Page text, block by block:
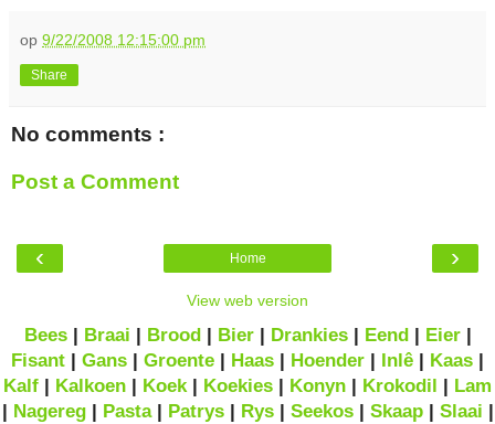
op 9/22/2008 12:15:00 pm
Share
No comments :
Post a Comment
‹ ›
Home
View web version
Bees| Braai | Brood| Bier| Drankies| Eend| Eier|
Fisant | Gans | Groente | Haas | Hoender | Inlê | Kaas |
Kalf | Kalkoen | Koek | Koekies | Konyn | Krokodil | Lam
| Nagereg| Pasta| Patrys| Rys| Seekos| Skaap| Slaai |